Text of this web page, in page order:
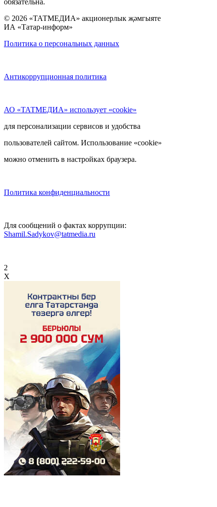
© 2026 «ТАТМЕДИА» акционерлык җәмгыяте
ИА «Татар-информ»
Политика о персональных данных
Антикоррупционная политика
АО «ТАТМЕДИА» использует «cookie»
для персонализации сервисов и удобства
пользователей сайтом. Использование «cookie»
можно отменить в настройках браузера.
Политика конфиденциальности
Для сообщений о фактах коррупции:
Shamil.Sadykov@tatmedia.ru
2
X